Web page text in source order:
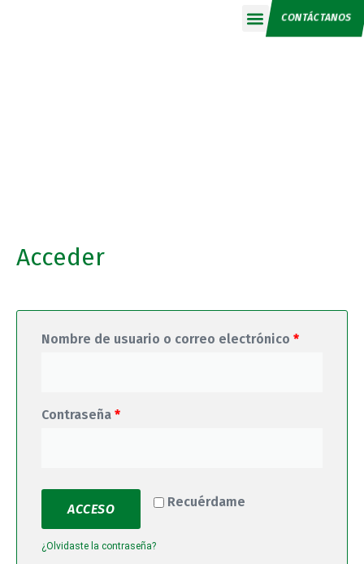
CONTÁCTANOS
Acceder
Nombre de usuario o correo electrónico *
Contraseña *
Recuérdame
ACCESO
¿Olvidaste la contraseña?